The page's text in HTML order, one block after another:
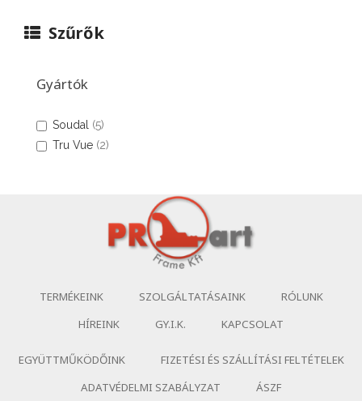
Szűrők
Gyártók
Soudal
(5)
Tru Vue (2)
TERMÉKEINK SZOLGÁLTATÁSAINK
RÓLUNK
HÍREINK
GY.I.K. KAPCSOLAT
EGYÜTTMŰKÖDŐINK
FIZETÉSI ÉS SZÁLLÍTÁSI FELTÉTELEK
ADATVÉDELMI SZABÁLYZAT
ÁSZF